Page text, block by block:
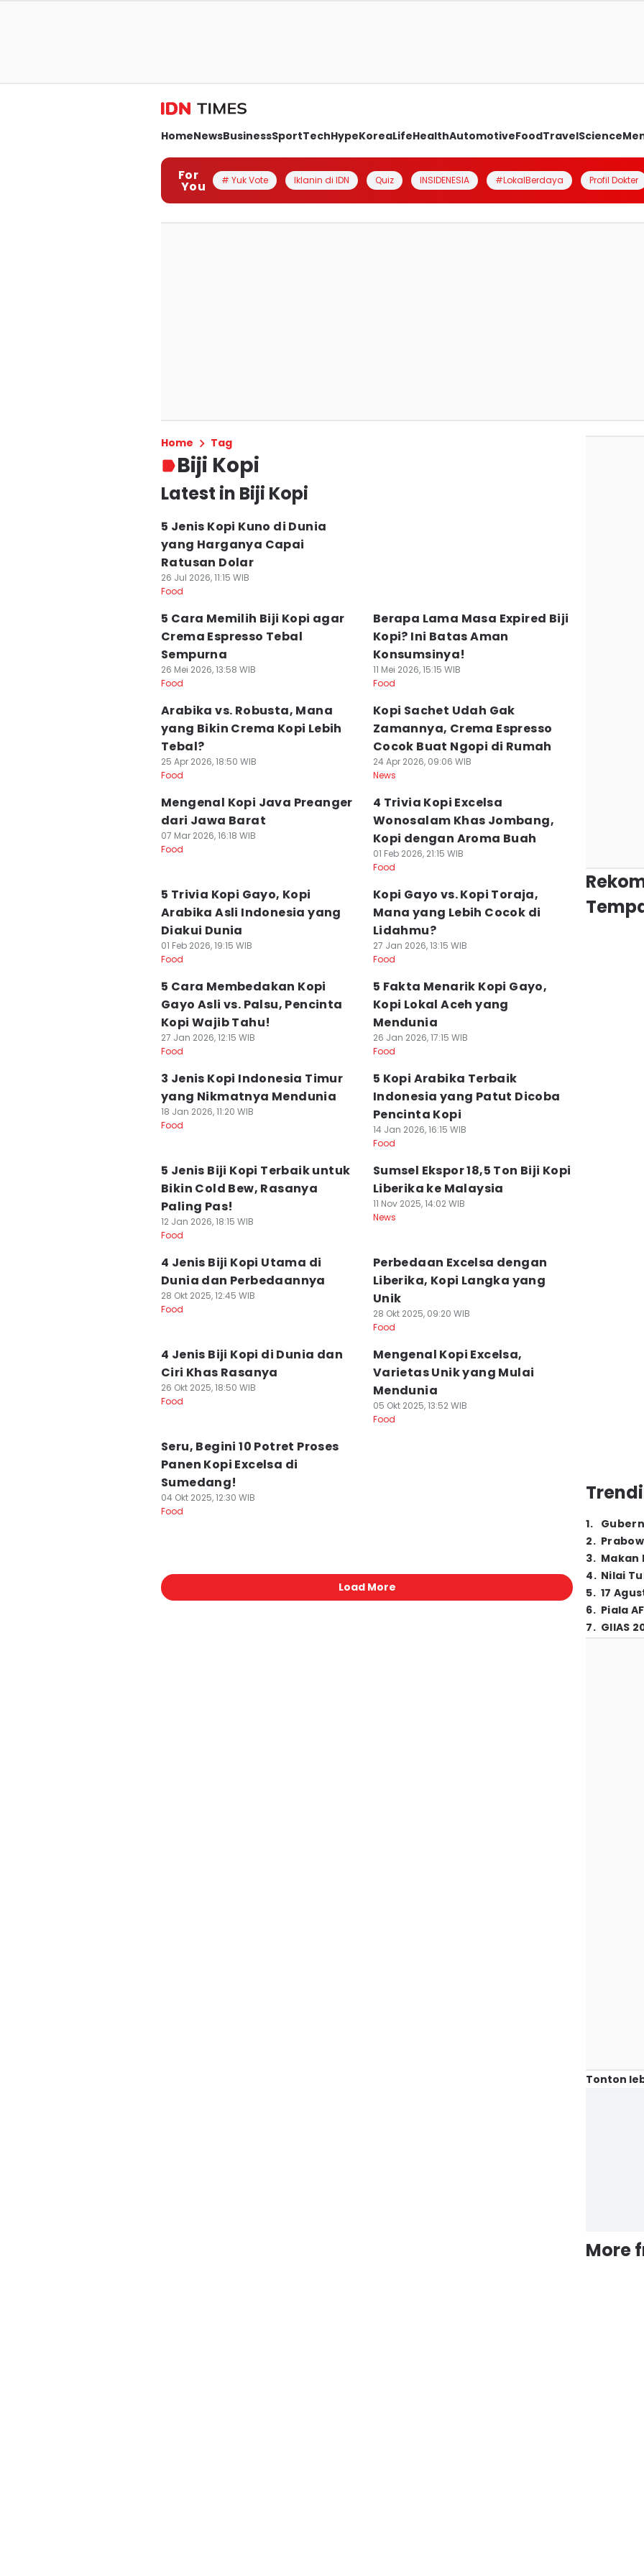
HomeNewsBusinessSportTechHypeKoreaLifeHealthAutomotiveFoodTravelScience
For
You # Yuk Vote Iklanin di IDN Quiz INSIDENESIA #LokalBerdaya Profil Dokter
Home Tag
Biji Kopi
Latest in Biji Kopi
5 Jenis Kopi Kuno di Dunia
yang Harganya Capai
Ratusan Dolar
26 Jul 2026, 11:15 WIB
Food
5 Cara Memilih Biji Kopi agar
Crema Espresso Tebal
Sempurna
26 Mei 2026, 13:58 WIB
Food
Berapa Lama Masa Expired Biji
Kopi? Ini Batas Aman
Konsumsinya!
11 Mei 2026, 15:15 WIB
Food
Arabika vs. Robusta, Mana
yang Bikin Crema Kopi Lebih
Tebal?
25 Apr 2026, 18:50 WIB
Food
Kopi Sachet Udah Gak
Zamannya, Crema Espresso
Cocok Buat Ngopi di Rumah
24 Apr 2026, 09:06 WIB
News
Mengenal Kopi Java Preanger
dari Jawa Barat
07 Mar 2026, 16:18 WIB
Food
4 Trivia Kopi Excelsa
Wonosalam Khas Jombang,
Kopi dengan Aroma Buah
01 Feb 2026, 21:15 WIB
Food
5 Trivia Kopi Gayo, Kopi
Arabika Asli Indonesia yang
Diakui Dunia
01 Feb 2026, 19:15 WIB
Food
Kopi Gayo vs. Kopi Toraja,
Mana yang Lebih Cocok di
Lidahmu?
27 Jan 2026, 13:15 WIB
Food
5 Cara Membedakan Kopi
Gayo Asli vs. Palsu, Pencinta
Kopi Wajib Tahu!
27 Jan 2026, 12:15 WIB
Food
5 Fakta Menarik Kopi Gayo,
Kopi Lokal Aceh yang
Mendunia
26 Jan 2026, 17:15 WIB
Food
3 Jenis Kopi Indonesia Timur
yang Nikmatnya Mendunia
18 Jan 2026, 11:20 WIB
Food
5 Kopi Arabika Terbaik
Indonesia yang Patut Dicoba
Pencinta Kopi
14 Jan 2026, 16:15 WIB
Food
5 Jenis Biji Kopi Terbaik untuk
Bikin Cold Bew, Rasanya
Paling Pas!
12 Jan 2026, 18:15 WIB
Food
Sumsel Ekspor 18,5 Ton Biji Kopi
Liberika ke Malaysia
11 Nov 2025, 14:02 WIB
News
4 Jenis Biji Kopi Utama di
Dunia dan Perbedaannya
28 Okt 2025, 12:45 WIB
Food
Perbedaan Excelsa dengan
Liberika, Kopi Langka yang
Unik
28 Okt 2025, 09:20 WIB
Food
4 Jenis Biji Kopi di Dunia dan
Ciri Khas Rasanya
26 Okt 2025, 18:50 WIB
Food
Mengenal Kopi Excelsa,
Varietas Unik yang Mulai
Mendunia
05 Okt 2025, 13:52 WIB
Food
Seru, Begini 10 Potret Proses
Panen Kopi Excelsa di
Sumedang!
04 Okt 2025, 12:30 WIB
Food
Load More
1.
2.
3. Makan
4. Nilai
5. 17
6. Piala
7. GIIAS
Tonton
More